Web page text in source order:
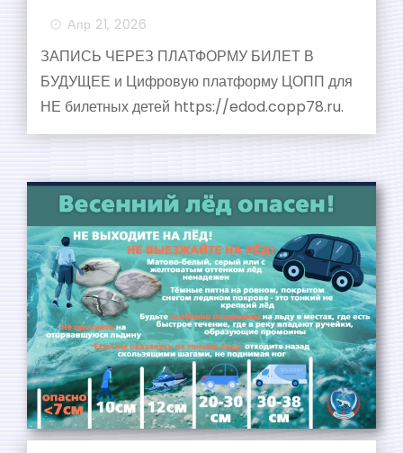
Апр 21, 2026
ЗАПИСЬ ЧЕРЕЗ ПЛАТФОРМУ БИЛЕТ В
БУДУЩЕЕ и Цифровую платформу ЦОПП для
НЕ билетных детей https://edod.copp78.ru.